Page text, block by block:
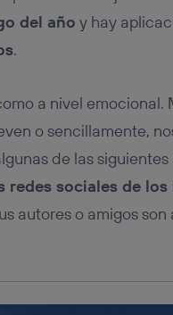
del año y hay
.
a nivel emocional.
o sencillamente,
de las
redes sociales de
autores o amigos son
recibirá el mismo
Wi-Fi), el marketing o
“Administrar Utiq”
de privacidad de Utiq
de Utiq.